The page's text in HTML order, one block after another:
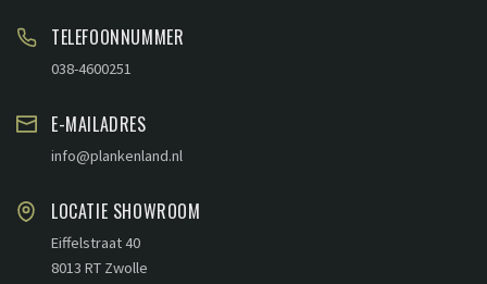
TELEFOONNUMMER
038-4600251
E-MAILADRES
info@plankenland.nl
LOCATIE SHOWROOM
Eiffelstraat 40
8013 RT Zwolle